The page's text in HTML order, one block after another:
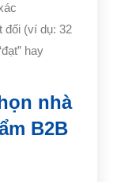
đối (ví dụ: 32
hay
nhà
B2B